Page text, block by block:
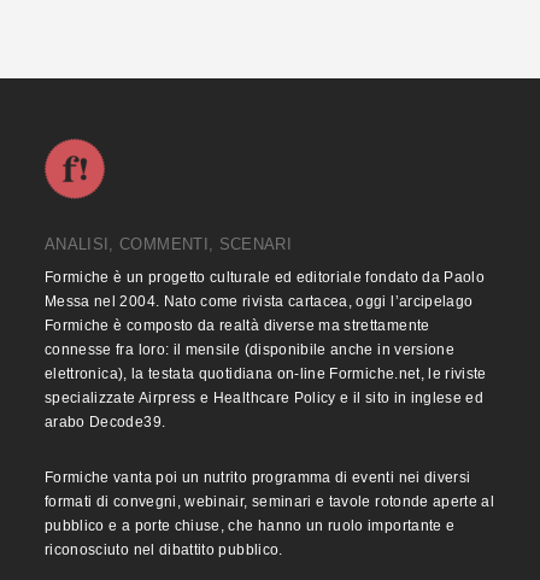
ANALISI, COMMENTI, SCENARI
Formiche è un progetto culturale ed editoriale fondato da Paolo
Messa nel 2004. Nato come rivista cartacea, oggi l’arcipelago
Formiche è composto da realtà diverse ma strettamente
connesse fra loro: il mensile (disponibile anche in versione
elettronica), la testata quotidiana on-line Formiche.net, le riviste
specializzate Airpress e Healthcare Policy e il sito in inglese ed
arabo Decode39.
Formiche vanta poi un nutrito programma di eventi nei diversi
formati di convegni, webinair, seminari e tavole rotonde aperte al
pubblico e a porte chiuse, che hanno un ruolo importante e
riconosciuto nel dibattito pubblico.